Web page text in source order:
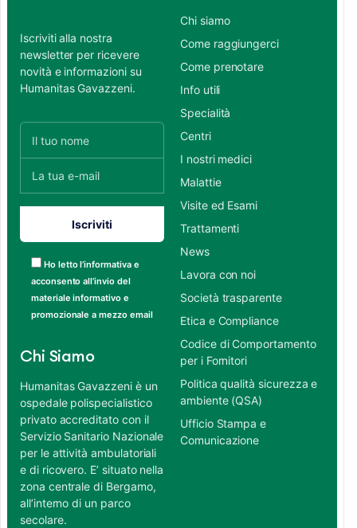
Iscriviti alla nostra
newsletter per ricevere
novità e informazioni su
Humanitas Gavazzeni.
Ho letto l’informativa e
acconsento all’invio del
materiale informativo e
promozionale a mezzo email
Chi Siamo
Humanitas Gavazzeni è un
ospedale polispecialistico
privato accreditato con il
Servizio Sanitario Nazionale
per le attività ambulatoriali
e di ricovero. E’ situato nella
zona centrale di Bergamo,
all’interno di un parco
secolare.
Chi siamo
Come raggiungerci
Come prenotare
Info utili
Specialità
Centri
I nostri medici
Malattie
Visite ed Esami
Trattamenti
News
Lavora con noi
Società trasparente
Etica e Compliance
Codice di Comportamento
per i Fornitori
Politica qualità sicurezza e
ambiente (QSA)
Ufficio Stampa e
Comunicazione